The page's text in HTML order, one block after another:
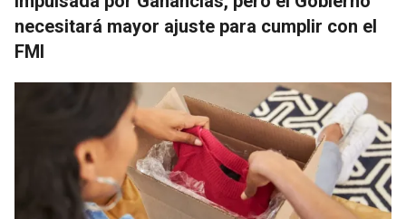
necesitará mayor ajuste para cumplir con el
FMI